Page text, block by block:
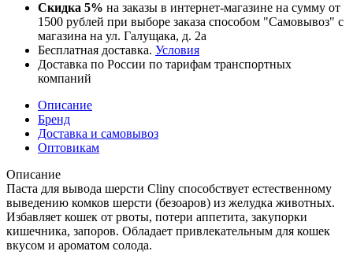
Скидка 5% на заказы в интернет-магазине на сумму от
1500 рублей при выборе заказа способом "Самовывоз" с
магазина на ул. Галущака, д. 2а
Бесплатная доставка. Условия
Доставка по России по тарифам транспортных
компаний
Описание
Бренд
Доставка и самовывоз
Оптовикам
Описание
Паста для вывода шерсти Cliny способствует естественному
выведению комков шерсти (безоаров) из желудка животных.
Избавляет кошек от рвоты, потери аппетита, закупорки
кишечника, запоров. Обладает привлекательным для кошек
вкусом и ароматом солода.